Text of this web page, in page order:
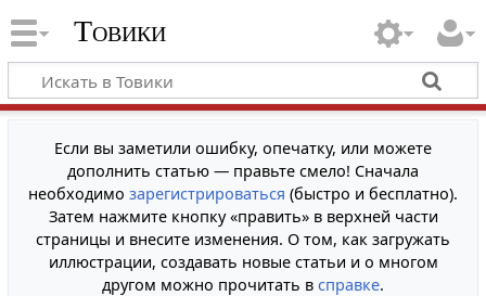
Товики
Если вы заметили ошибку, опечатку, или можете
дополнить статью — правьте смело! Сначала
необходимо зарегистрироваться (быстро и бесплатно).
Затем нажмите кнопку «править» в верхней части
страницы и внесите изменения. О том, как загружать
иллюстрации, создавать новые статьи и о многом
другом можно прочитать в справке.